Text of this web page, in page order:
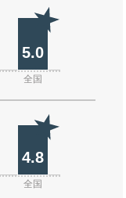
5.0
全国
4.8
全国